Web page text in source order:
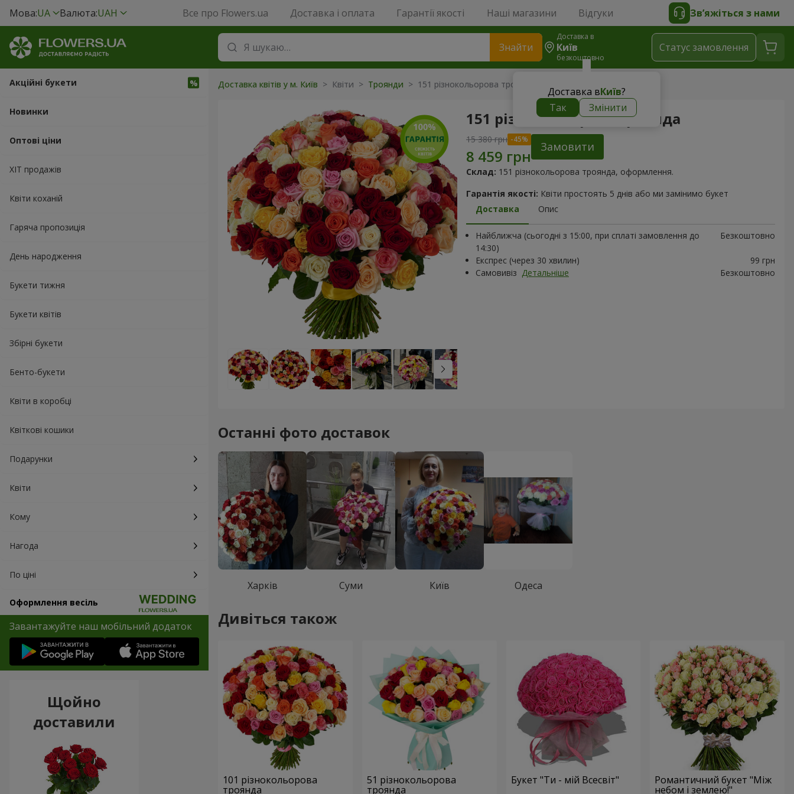
Мова:UA Валюта:UAH Все про Flowers.ua Доставка і оплата Гарантії якості Наші магазини Відгуки Зв’яжіться з нами
Знайти
Доставка в
Київ
безкоштовно
Доставка вКиїв?
Так
Змінити
Статус замовлення
Акційні букети
Новинки
Оптові ціни
ХІТ продажів
Квіти коханій
Гаряча пропозиція
День народження
Букети тижня
Букети квітів
Збірні букети
Бенто-букети
Квіти в коробці
Квіткові кошики
Подарунки
Квіти
Кому
Нагода
По ціні
Оформлення весіль
Завантажуйте наш мобільний додаток
Доставка квітів у м. Київ > Квіти > Троянди > 151 різнокольорова троянда
151 різнокольорова троянда
15 380 грн
Замовити
Склад: 151 різнокольорова троянда, оформлення.
Гарантія якості: Квіти простоять 5 днів або ми замінимо букет
Доставка
Опис
Найближча (сьогодні з 15:00, при сплаті замовлення до
14:30)
Безкоштовно
Експрес (через 30 хвилин)
99 грн
Самовивіз Детальніше Безкоштовно
Останні фото доставок
Харків Суми Київ Одеса
Дивіться також
101 різнокольорова
троянда
51 різнокольорова
троянда
Букет "Ти - мій Всесвіт" Романтичний букет "Між
небом і землею!"
Щойно
доставили